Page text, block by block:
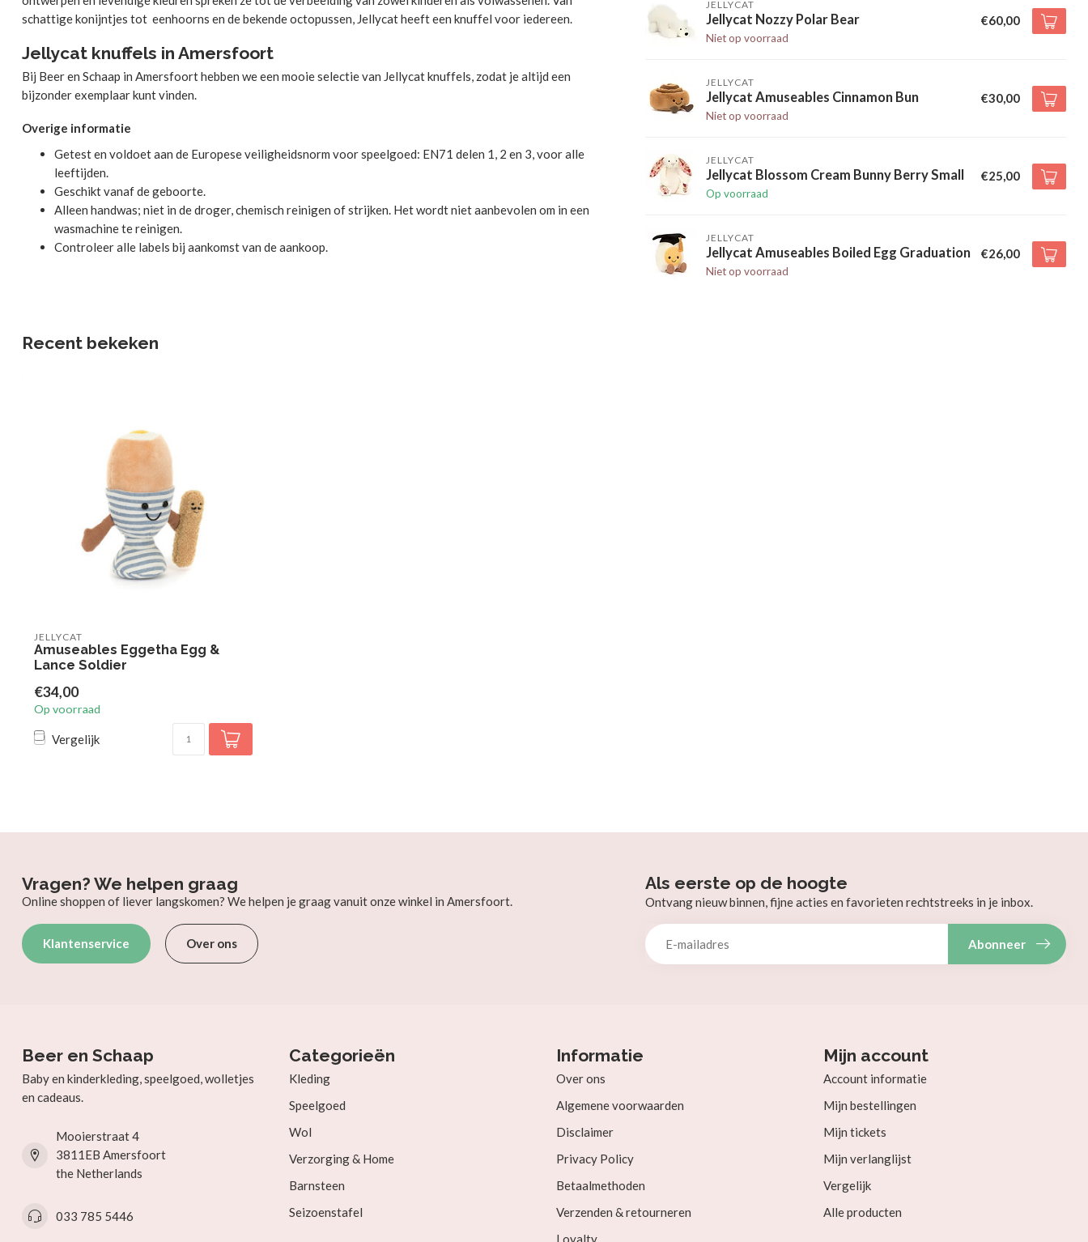
schattige konijntjes tot eenhoorns en de bekende octopussen, Jellycat heeft een knuffel voor iedereen.
Jellycat knuffels in Amersfoort
Bij Beer en Schaap in Amersfoort hebben we een mooie selectie van Jellycat knuffels, zodat je altijd een
bijzonder exemplaar kunt vinden.
Overige informatie
Getest en voldoet aan de Europese veiligheidsnorm voor speelgoed: EN71 delen 1, 2 en 3, voor alle
leeftijden.
Geschikt vanaf de geboorte.
Alleen handwas; niet in de droger, chemisch reinigen of strijken. Het wordt niet aanbevolen om in een
wasmachine te reinigen.
Controleer alle labels bij aankomst van de aankoop.
JELLYCAT
Jellycat Nozzy Polar Bear
Niet op voorraad
€60,00
JELLYCAT
Jellycat Amuseables Cinnamon Bun
Niet op voorraad
€30,00
JELLYCAT
Jellycat Blossom Cream Bunny Berry Small
Op voorraad
€25,00
JELLYCAT
Jellycat Amuseables Boiled Egg Graduation
Niet op voorraad
€26,00
Recent bekeken
JELLYCAT
Amuseables Eggetha Egg &
Lance Soldier
€34,00
Op voorraad
Vergelijk
Vragen? We helpen graag
Online shoppen of liever langskomen? We helpen je graag vanuit onze winkel in Amersfoort.
Klantenservice Over ons
Als eerste op de hoogte
Ontvang nieuw binnen, fijne acties en favorieten rechtstreeks in je inbox.
Abonneer
Beer en Schaap
Baby en kinderkleding, speelgoed, wolletjes
en cadeaus.
Mooierstraat 4
3811EB Amersfoort
the Netherlands
033 785 5446
Categorieën
Kleding
Speelgoed
Wol
Verzorging & Home
Barnsteen
Seizoenstafel
Informatie
Over ons
Algemene voorwaarden
Disclaimer
Privacy Policy
Betaalmethoden
Verzenden & retourneren
Loyalty
Mijn account
Account informatie
Mijn bestellingen
Mijn tickets
Mijn verlanglijst
Vergelijk
Alle producten